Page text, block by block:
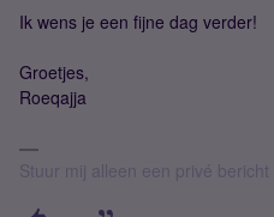
Ik wens je een fijne dag verder!
Groetjes,
Roeqajja
Stuur mij alleen een privé